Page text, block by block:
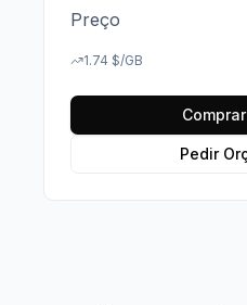
Preço
1.74 $/GB
Pedir